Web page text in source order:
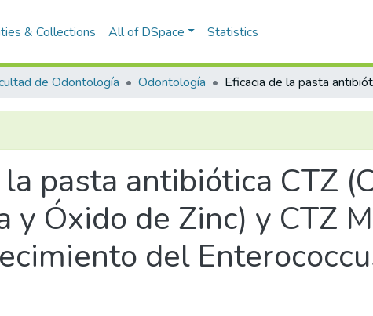
& Collections All of DSpace Statistics
de Odontología Odontología
la pasta antibiótica CTZ
y Óxido de Zinc) y CTZ
del